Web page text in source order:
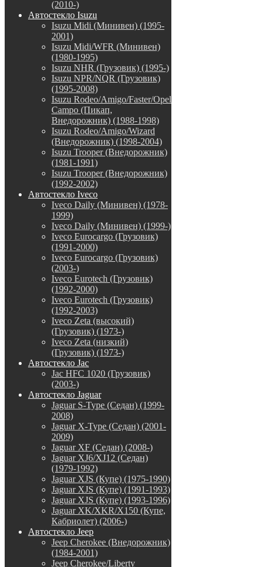
(2010-)
Автостекло Isuzu
Isuzu Midi (Минивен) (1995-
2001)
Isuzu Midi/WFR (Минивен)
(1980-1995)
Isuzu NHR (Грузовик) (1995-)
Isuzu NPR/NQR (Грузовик)
(1995-2008)
Isuzu Rodeo/Amigo/Faster/Opel
Campo (Пикап,
Внедорожник) (1988-1998)
Isuzu Rodeo/Amigo/Wizard
(Внедорожник) (1998-2004)
Isuzu Trooper (Внедорожник)
(1981-1991)
Isuzu Trooper (Внедорожник)
(1992-2002)
Автостекло Iveco
Iveco Daily (Минивен) (1978-
1999)
Iveco Daily (Минивен) (1999-)
Iveco Eurocargo (Грузовик)
(1991-2000)
Iveco Eurocargo (Грузовик)
(2003-)
Iveco Eurotech (Грузовик)
(1992-2000)
Iveco Eurotech (Грузовик)
(1992-2003)
Iveco Zeta (высокий)
(Грузовик) (1973-)
Iveco Zeta (низкий)
(Грузовик) (1973-)
Автостекло Jac
Jac HFC 1020 (Грузовик)
(2003-)
Автостекло Jaguar
Jaguar S-Type (Седан) (1999-
2008)
Jaguar X-Type (Седан) (2001-
2009)
Jaguar XF (Седан) (2008-)
Jaguar XJ6/XJ12 (Седан)
(1979-1992)
Jaguar XJS (Купе) (1975-1990)
Jaguar XJS (Купе) (1991-1993)
Jaguar XJS (Купе) (1993-1996)
Jaguar XK/XKR/X150 (Купе,
Кабриолет) (2006-)
Автостекло Jeep
Jeep Cherokee (Внедорожник)
(1984-2001)
Jeep Cherokee/Liberty